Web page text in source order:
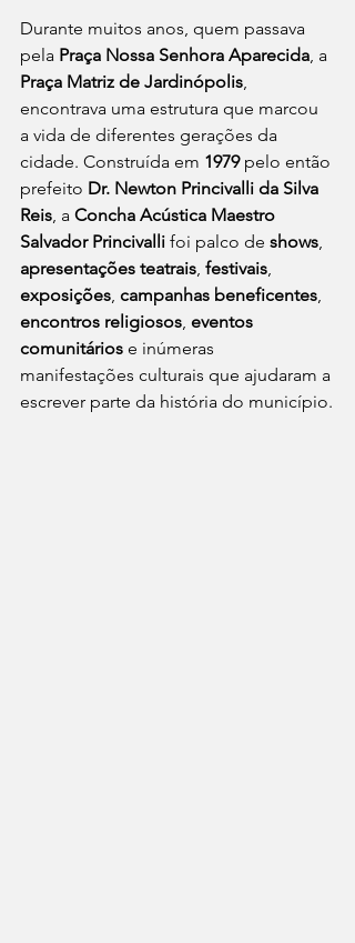
Durante muitos anos, quem passava
pela Praça Nossa Senhora Aparecida, a
Praça Matriz de Jardinópolis,
encontrava uma estrutura que marcou
a vida de diferentes gerações da
cidade. Construída em 1979 pelo então
prefeito Dr. Newton Princivalli da Silva
Reis, a Concha Acústica Maestro
Salvador Princivalli foi palco de shows,
apresentações teatrais, festivais,
exposições, campanhas beneficentes,
encontros religiosos, eventos
comunitários e inúmeras
manifestações culturais que ajudaram a
escrever parte da história do município.